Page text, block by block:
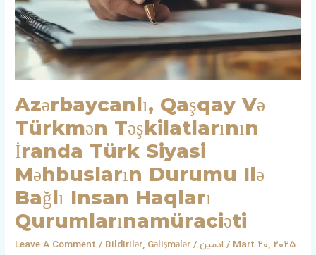
Azərbaycanlı, Qaşqay Və
Türkmən Təşkilatlarının
İranda Türk Siyasi
Məhbusların Durumu Ilə
Bağlı Insan Haqları
Qurumlarınamüraciəti
Leave A Comment / Bildirilər, Gəlişmələr / ادمین/ Mart 20, 2025
Siyasi
Məhbusların
Durumu
Bağlı
Haqları
Qurumlarınamüraciəti